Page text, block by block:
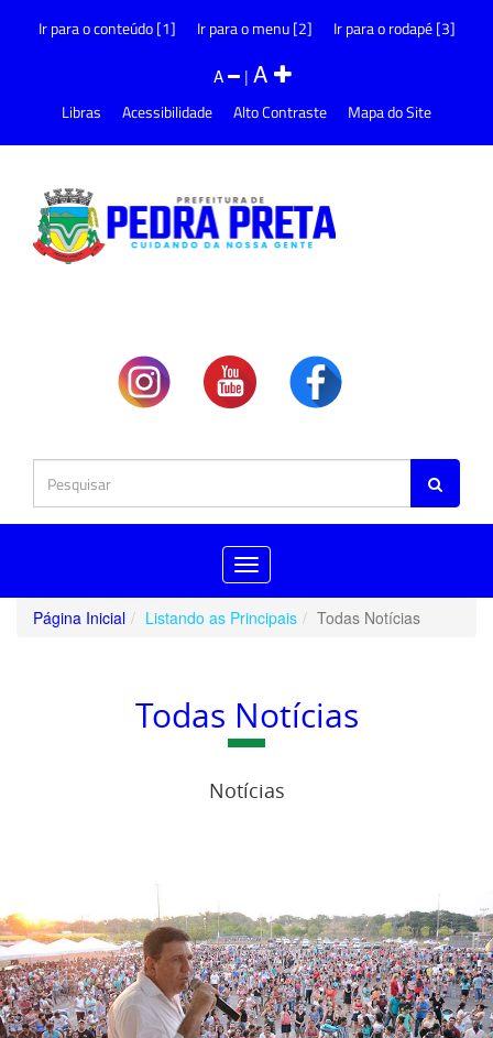
Ir para o conteúdo [1] Ir para o menu [2] Ir para o rodapé [3]
A |A
Libras Acessibilidade Alto Contraste Mapa do Site
Toggle
navigation
Página Inicial
Listando as Principais Todas Notícias
Todas Notícias
Notícias